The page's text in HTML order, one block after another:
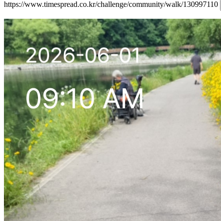
https://www.timespread.co.kr/challenge/community/walk/130997110